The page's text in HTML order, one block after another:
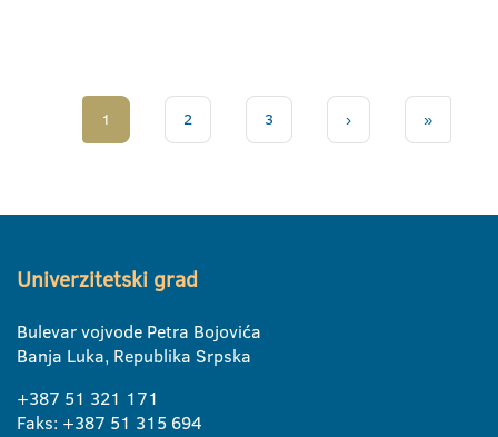
1 2 3 › »
Univerzitetski grad
Bulevar vojvode Petra Bojovića
Banja Luka, Republika Srpska
+387 51 321 171
Faks: +387 51 315 694